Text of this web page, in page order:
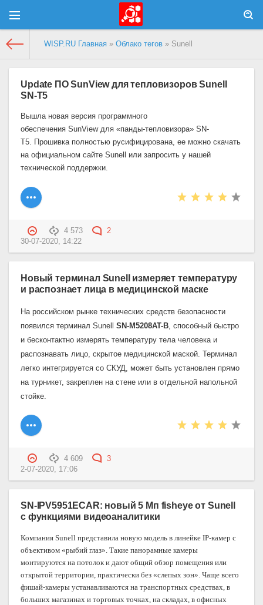
WISP.RU Главная » Облако тегов » Sunell
Update ПО SunView для тепловизоров Sunell
SN-T5
Вышла новая версия программного
обеспечения SunView для «панды-тепловизора» SN-
T5. Прошивка полностью русифицирована, ее можно скачать
на официальном сайте Sunell
или запросить у нашей
технической поддержки.
4 573
2
30-07-2020, 14:22
Новый терминал Sunell измеряет температуру
и распознает лица в медицинской маске
На российском рынке технических средств безопасности
появился терминал Sunell SN-M5208AT-B , способный быстро
и бесконтактно измерять температуру тела человека и
распознавать лицо, скрытое медицинской маской. Терминал
легко интегрируется со СКУД, может быть установлен прямо
на турникет, закреплен на стене или в отдельной напольной
стойке.
4 609
3
2-07-2020, 17:06
SN-IPV5951ECAR: новый 5 Мп fisheye от Sunell
с функциями видеоаналитики
Компания Sunell представила новую модель в линейке IP-камер с
объективом «рыбий глаз». Такие панорамные камеры
монтируются на потолок и дают общий обзор помещения или
открытой территории, практически без «слепых зон». Чаще всего
фишай-камеры устанавливаются на транспортных средствах, в
больших магазинах и торговых точках, на складах, в офисных